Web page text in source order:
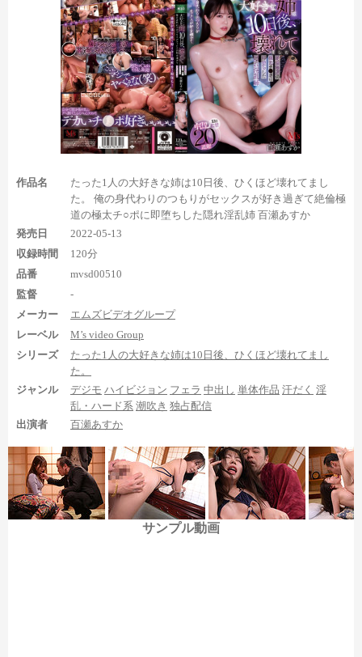
そして1:33:08の正常位のセックスシーンでは、左足のドアップ
足裏全体が10秒弱登場。ちょっとピンボケしてしまっているのが
残念な点ですが、それが気にならなければ見応えの感じられるシ
ーンでしょう。
さらにその後の1:33:57でも屈曲位のドアップ足裏が10秒弱登場
しますが、こちらは足裏の一部が見切れてしまっているのが欠点
というわけで、弟の尻拭いの為にヤクザに抱かれまくる姉とし
て登場する百瀬あすかの足裏を見られる作品でした。後半のセッ
クスシーンなどでドアップ足裏を複数見られるのが良かったです
ね。基本やや短時間でピンボケしていたりと欠点はありますが、
迫力は文句無しなので、そういった欠点が気にならないのであれ
作品名
たった1人の大好きな姉は10日後、ひくほど壊れてまし
た。 俺の身代わりのつもりがセックスが好き過ぎて絶倫極
道の極太チ○ポに即堕ちした隠れ淫乱姉 百瀬あすか
発売日
2022-05-13
収録時間
120分
品番
mvsd00510
監督
-
メーカー
エムズビデオグループ
レーベル
M’s video Group
シリーズ
たった1人の大好きな姉は10日後、ひくほど壊れてまし
た。
ジャンル
デジモ ハイビジョン フェラ 中出し 単体作品 汗だく 淫
乱・ハード系 潮吹き 独占配信
出演者
百瀬あすか
サンプル動画